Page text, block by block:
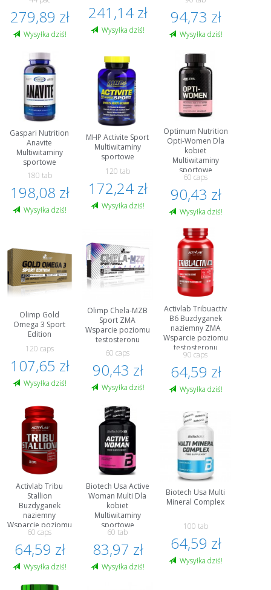
279,89 zł
Wysyłka dziś!
241,14 zł
Wysyłka dziś!
94,73 zł
Wysyłka dziś!
Gaspari Nutrition
Anavite
Multiwitaminy
sportowe
180 tab
198,08 zł
Wysyłka dziś!
MHP Activite Sport
Multiwitaminy
sportowe
120 tab
172,24 zł
Wysyłka dziś!
Optimum Nutrition
Opti-Women Dla
kobiet
Multiwitaminy
sportowe
60 caps
90,43 zł
Wysyłka dziś!
Olimp Gold
Omega 3 Sport
Edition
120 caps
107,65 zł
Wysyłka dziś!
Olimp Chela-MZB
Sport ZMA
Wsparcie poziomu
testosteronu
60 caps
90,43 zł
Wysyłka dziś!
Activlab Tribuactiv
B6 Buzdyganek
naziemny ZMA
Wsparcie poziomu
testosteronu
90 caps
64,59 zł
Wysyłka dziś!
Activlab Tribu
Stallion
Buzdyganek
naziemny
Wsparcie poziomu
testosteronu
60 caps
64,59 zł
Wysyłka dziś!
Biotech Usa Active
Woman Multi Dla
kobiet
Multiwitaminy
sportowe
60 tab
83,97 zł
Wysyłka dziś!
Biotech Usa Multi
Mineral Complex
100 tab
64,59 zł
Wysyłka dziś!